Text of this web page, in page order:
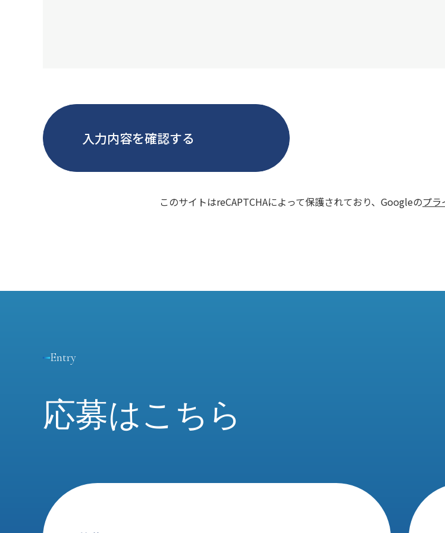
入力内容を確認する
このサイトはreCAPTCHAによって保護されており、Googleのプラ
Entry
応募はこちら